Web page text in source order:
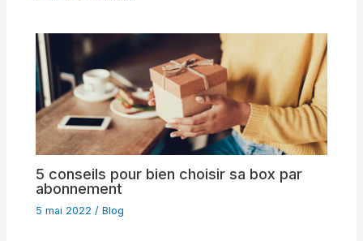
5 conseils pour bien choisir sa box par
abonnement
5 mai 2022/Blog